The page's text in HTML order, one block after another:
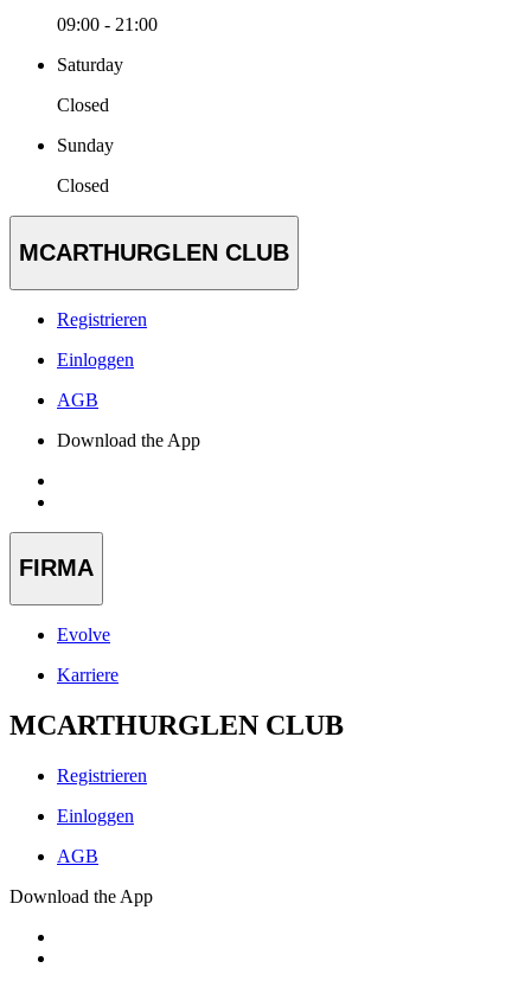
09:00 - 21:00
Saturday
Closed
Sunday
Closed
MCARTHURGLEN CLUB
Registrieren
Einloggen
AGB
Download the App
FIRMA
Evolve
Karriere
MCARTHURGLEN CLUB
Registrieren
Einloggen
AGB
Download the App